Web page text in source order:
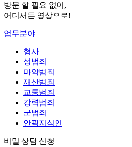
방문 할 필요 없이,
어디서든 영상으로!
업무분야
형사
성범죄
마약범죄
재산범죄
교통범죄
강력범죄
군범죄
안팍지식인
비밀 상담 신청